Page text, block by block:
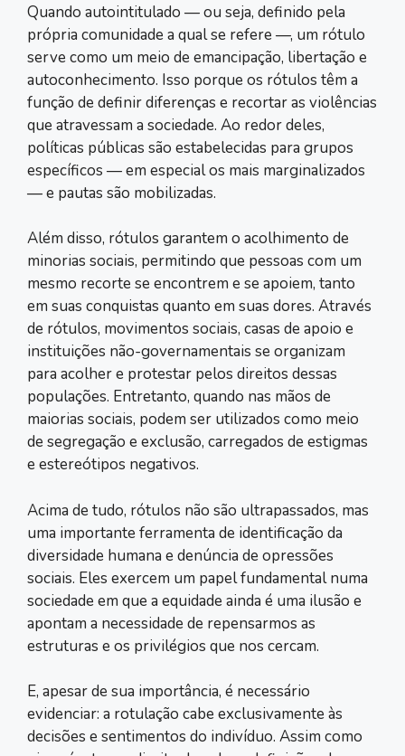
Quando autointitulado — ou seja, definido pela
própria comunidade a qual se refere —, um rótulo
serve como um meio de emancipação, libertação e
autoconhecimento. Isso porque os rótulos têm a
função de definir diferenças e recortar as violências
que atravessam a sociedade. Ao redor deles,
políticas públicas são estabelecidas para grupos
específicos — em especial os mais marginalizados
— e pautas são mobilizadas.
Além disso, rótulos garantem o acolhimento de
minorias sociais, permitindo que pessoas com um
mesmo recorte se encontrem e se apoiem, tanto
em suas conquistas quanto em suas dores. Através
de rótulos, movimentos sociais, casas de apoio e
instituições não-governamentais se organizam
para acolher e protestar pelos direitos dessas
populações. Entretanto, quando nas mãos de
maiorias sociais, podem ser utilizados como meio
de segregação e exclusão, carregados de estigmas
e estereótipos negativos.
Acima de tudo, rótulos não são ultrapassados, mas
uma importante ferramenta de identificação da
diversidade humana e denúncia de opressões
sociais. Eles exercem um papel fundamental numa
sociedade em que a equidade ainda é uma ilusão e
apontam a necessidade de repensarmos as
estruturas e os privilégios que nos cercam.
E, apesar de sua importância, é necessário
evidenciar: a rotulação cabe exclusivamente às
decisões e sentimentos do indivíduo. Assim como